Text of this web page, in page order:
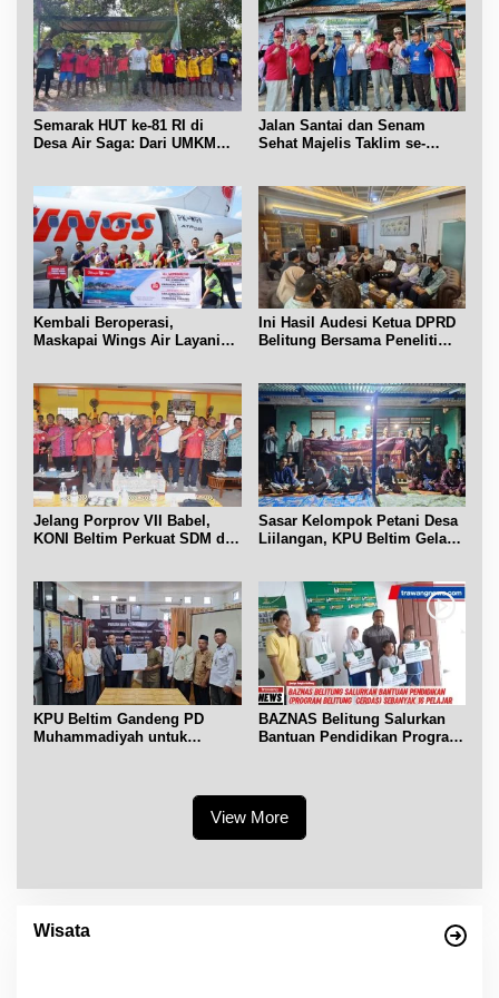
Semarak HUT ke-81 RI di
Desa Air Saga: Dari UMKM
Jalan Santai dan Senam
Sehat Majelis Taklim se-
Kembali Beroperasi,
Maskapai Wings Air Layani
Ini Hasil Audesi Ketua DPRD
Belitung Bersama Peneliti
Jelang Porprov VII Babel,
KONI Beltim Perkuat SDM di
Sasar Kelompok Petani Desa
Liilangan, KPU Beltim Gelar
KPU Beltim Gandeng PD
Muhammadiyah untuk
BAZNAS Belitung Salurkan
Bantuan Pendidikan Program
View More
Wisata